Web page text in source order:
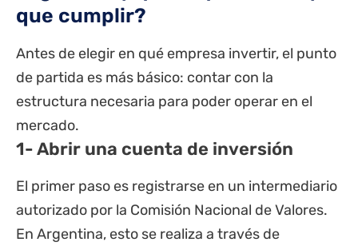
que cumplir?
Antes de elegir en qué empresa invertir, el punto
de partida es más básico: contar con la
estructura necesaria para poder operar en el
mercado.
1- Abrir una cuenta de inversión
El primer paso es registrarse en un intermediario
autorizado por la Comisión Nacional de Valores.
En Argentina, esto se realiza a través de